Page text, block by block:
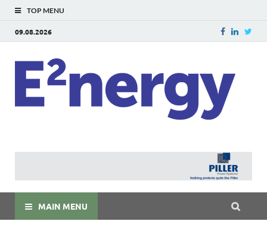
TOP MENU
09.08.2026
MAIN MENU